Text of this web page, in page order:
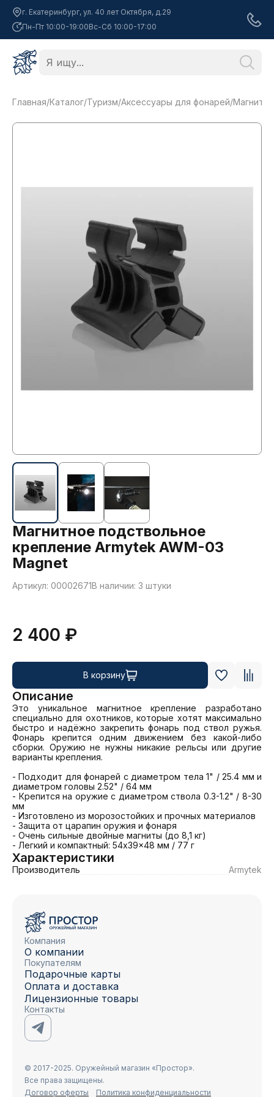
г. Екатеринбург, ул. 40 лет Октября, д.29
Пн-Пт 10:00-19:00Вс-Сб 10:00-17:00
Главная/Каталог/Туризм/Аксессуары для фонарей/
Магнитное подствольное
крепление Armytek AWM-03
Magnet
Артикул: 00002671В наличии: 3 штуки
2 400 ₽
В корзину
Описание
Это уникальное магнитное крепление разработано
специально для охотников, которые хотят максимально
быстро и надёжно закрепить фонарь под ствол ружья.
Фонарь крепится одним движением без какой-либо
сборки. Оружию не нужны никакие рельсы или другие
варианты крепления.
- Подходит для фонарей с диаметром тела 1" / 25.4 мм и
диаметром головы 2.52" / 64 мм
- Крепится на оружие с диаметром ствола 0.3-1.2" / 8-30
мм
- Изготовлено из морозостойких и прочных материалов
- Защита от царапин оружия и фонаря
- Очень сильные двойные магниты (до 8,1 кг)
- Легкий и компактный: 54x39x48 мм / 77 г
Характеристики
Производитель Armytek
Компания
О компании
Покупателям
Подарочные карты
Оплата и доставка
Лицензионные товары
Контакты
© 2017-2025. Оружейный магазин «Простор».
Все права защищены.
Договор оферты
Политика конфиденциальности